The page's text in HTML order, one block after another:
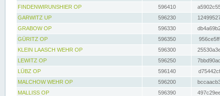
FINDENWIRUNSHIER OP
596410
GARWITZ UP
596230
GRABOW OP
596330
GÜRITZ OP
596350
KLEIN LAASCH WEHR OP
596300
LEWITZ OP
596250
LÜBZ OP
596140
MALCHOW WEHR OP
596200
MALLISS OP
596390